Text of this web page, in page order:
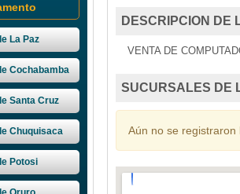
La Paz
Cochabamba
Santa Cruz
Chuquisaca
Potosi
DESCRIPCION DE
VENTA DE
SUCURSALES DE
Aún no se registraron